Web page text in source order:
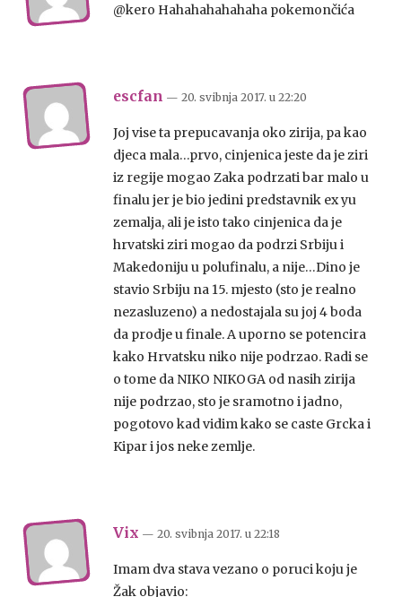
@kero Hahahahahahaha pokemončića
escfan — 20. svibnja 2017. u 22:20
Joj vise ta prepucavanja oko zirija, pa kao
djeca mala…prvo, cinjenica jeste da je ziri
iz regije mogao Zaka podrzati bar malo u
finalu jer je bio jedini predstavnik ex yu
zemalja, ali je isto tako cinjenica da je
hrvatski ziri mogao da podrzi Srbiju i
Makedoniju u polufinalu, a nije…Dino je
stavio Srbiju na 15. mjesto (sto je realno
nezasluzeno) a nedostajala su joj 4 boda
da prodje u finale. A uporno se potencira
kako Hrvatsku niko nije podrzao. Radi se
o tome da NIKO NIKOGA od nasih zirija
nije podrzao, sto je sramotno i jadno,
pogotovo kad vidim kako se caste Grcka i
Kipar i jos neke zemlje.
Vix — 20. svibnja 2017. u 22:18
Imam dva stava vezano o poruci koju je
Žak objavio: